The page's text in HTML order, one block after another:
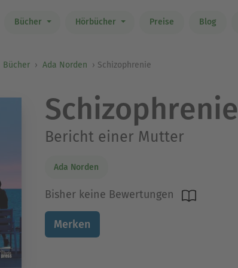
Bücher Hörbücher Preise Blog
Bücher Ada Norden Schizophrenie
Schizophrenie
Bericht einer Mutter
Ada Norden
Bisher keine Bewertungen
Merken